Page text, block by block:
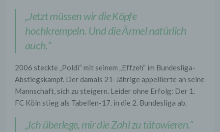
„Jetzt müssen wir die Köpfe
hochkrempeln. Und die Ärmel natürlich
auch.“
2006 steckte „Poldi“ mit seinem „Effzeh“ im Bundesliga-
Abstiegskampf. Der damals 21-Jährige appellierte an seine
Mannschaft, sich zu steigern. Leider ohne Erfolg: Der 1.
FC Köln stieg als Tabellen-17. in die 2. Bundesliga ab.
„Ich überlege, mir die Zahl zu tätowieren.“